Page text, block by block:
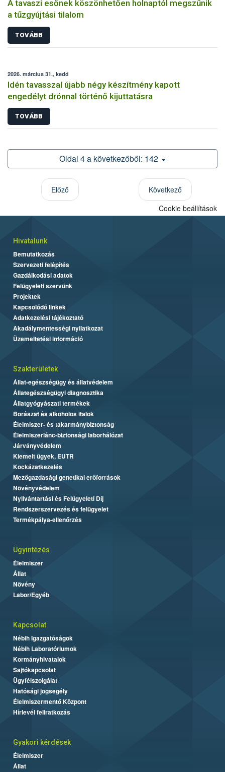
A tavaszi esőnek köszönhetően holnaptól megszűnik
a tűzgyújtási tilalom
TOVÁBB
2026. március 31., kedd
Idén tavasszal újabb négy készítmény kapott
engedélyt drónnal történő kijuttatásra
TOVÁBB
Oldal 4 a következőből: 142
Előző
Következő
Cookie beállítások
Hivatalunk
Bemutatkozás
Szervezeti felépítés
Gazdálkodási adatok
Felügyeleti szervünk
Projektek
Kapcsolódó linkek
Adatkezelési tájékoztató
Akadálymentességi nyilatkozat
Üzemeltetési információ
Szakterületek
Állat-egészségügy és állatvédelem
Állategészségügyi diagnosztika
Állatgyógyászati termékek
Borászat és alkoholos italok
Élelmiszer- és takarmánybiztonság
Élelmiszerlánc-biztonsági laborhálózat
Járványvédelem
Kiemelt ügyek, EUTR
Kockázatkezelés
Mezőgazdasági genetikai erőforrások
Növényvédelem
Nyilvántartási és Felügyeleti Díj
Rendszerszervezés és felügyelet
Termékpálya-ellenőrzés
Ügyintézés
Élelmiszer
Állat
Növény
Labor/Egyéb
Kapcsolat
Nébih Igazgatóságok
Nébih Laboratóriumok
Kormányhivatalok
Sajtókapcsolat
Ügyfélszolgálat
Hatósági jogsegély
Élelmiszermentő Központ
Hírlevél feliratkozás
Gyakori kérdések
Élelmiszer
Állat